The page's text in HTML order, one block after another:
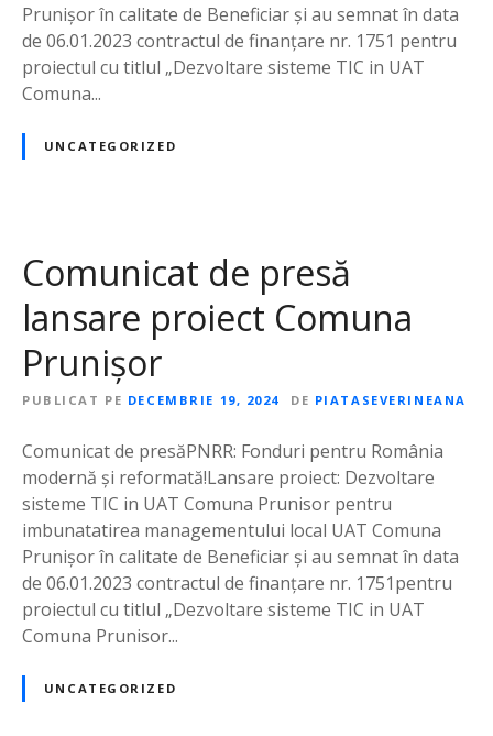
Prunișor în calitate de Beneficiar și au semnat în data
de 06.01.2023 contractul de finanțare nr. 1751 pentru
proiectul cu titlul „Dezvoltare sisteme TIC in UAT
Comuna...
UNCATEGORIZED
Comunicat de presă
lansare proiect Comuna
Prunișor
PUBLICAT PE DECEMBRIE 19, 2024 DE PIATASEVERINEANA
Comunicat de presăPNRR: Fonduri pentru România
modernă și reformată!Lansare proiect: Dezvoltare
sisteme TIC in UAT Comuna Prunisor pentru
imbunatatirea managementului local UAT Comuna
Prunișor în calitate de Beneficiar și au semnat în data
de 06.01.2023 contractul de finanțare nr. 1751pentru
proiectul cu titlul „Dezvoltare sisteme TIC in UAT
Comuna Prunisor...
UNCATEGORIZED